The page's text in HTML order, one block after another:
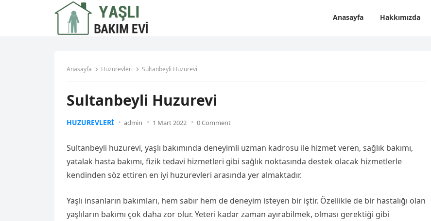
Anasayfa Hakkımızda
Anasayfa Huzurevleri Sultanbeyli Huzurevi
Sultanbeyli Huzurevi
HUZUREVLERI admin 1 Mart 2022 0 Comment
Sultanbeyli huzurevi, yaşlı bakımında deneyimli uzman kadrosu ile hizmet veren, sağlık bakımı,
yatalak hasta bakımı, fizik tedavi hizmetleri gibi sağlık noktasında destek olacak hizmetlerle
kendinden söz ettiren en iyi huzurevleri arasında yer almaktadır.
Yaşlı insanların bakımları, hem sabır hem de deneyim isteyen bir iştir. Özellikle de bir hastalığı olan
yaşlıların bakımı çok daha zor olur. Yeteri kadar zaman ayırabilmek, olması gerektiği gibi